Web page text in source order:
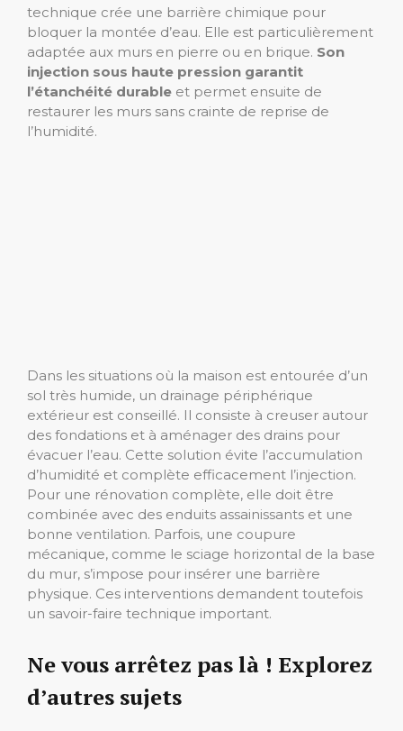
technique crée une barrière chimique pour
bloquer la montée d’eau. Elle est particulièrement
adaptée aux murs en pierre ou en brique. Son
injection sous haute pression garantit
l’étanchéité durable et permet ensuite de
restaurer les murs sans crainte de reprise de
l’humidité.
Dans les situations où la maison est entourée d’un
sol très humide, un drainage périphérique
extérieur est conseillé. Il consiste à creuser autour
des fondations et à aménager des drains pour
évacuer l’eau. Cette solution évite l’accumulation
d’humidité et complète efficacement l’injection.
Pour une rénovation complète, elle doit être
combinée avec des enduits assainissants et une
bonne ventilation. Parfois, une coupure
mécanique, comme le sciage horizontal de la base
du mur, s’impose pour insérer une barrière
physique. Ces interventions demandent toutefois
un savoir-faire technique important.
Ne vous arrêtez pas là ! Explorez
d’autres sujets